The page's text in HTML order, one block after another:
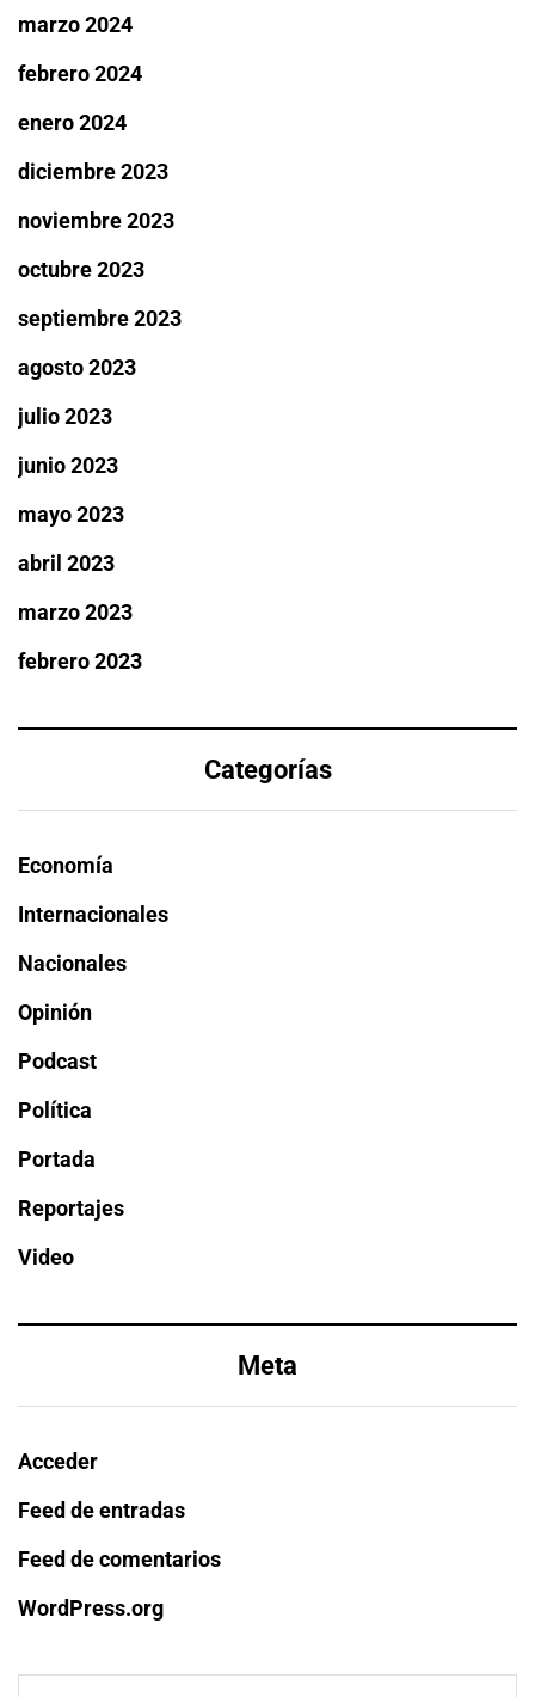
marzo 2024
febrero 2024
enero 2024
diciembre 2023
noviembre 2023
octubre 2023
septiembre 2023
agosto 2023
julio 2023
junio 2023
mayo 2023
abril 2023
marzo 2023
febrero 2023
Categorías
Economía
Internacionales
Nacionales
Opinión
Podcast
Política
Portada
Reportajes
Video
Meta
Acceder
Feed de entradas
Feed de comentarios
WordPress.org